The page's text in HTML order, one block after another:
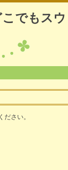
こでもス
さい。